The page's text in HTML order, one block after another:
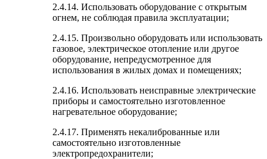
2.4.14. Использовать оборудование с открытым
огнем, не соблюдая правила эксплуатации;
2.4.15. Произвольно оборудовать или использовать
газовое, электрическое отопление или другое
оборудование, непредусмотренное для
использования в жилых домах и помещениях;
2.4.16. Использовать неисправные электрические
приборы и самостоятельно изготовленное
нагревательное оборудование;
2.4.17. Применять некалиброванные или
самостоятельно изготовленные
электропредохранители;